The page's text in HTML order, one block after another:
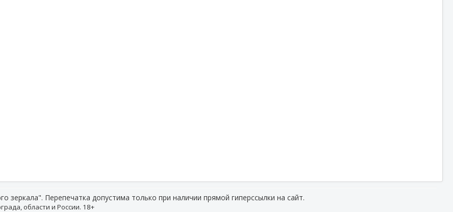
зеркала". Перепечатка допустима только при наличии прямой гиперссылки на сайт.
области и России. 18+